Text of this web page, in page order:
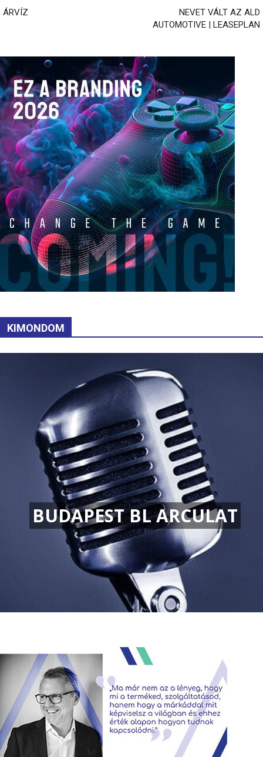
ÁRVÍZ
NEVET VÁLT AZ ALD
AUTOMOTIVE | LEASEPLAN
KIMONDOM
BUDAPEST BL ARCULAT